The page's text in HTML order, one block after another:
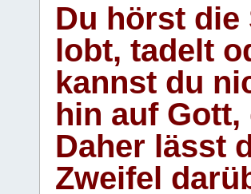
Du hörst die
lobt, tadelt
kannst du
hin auf Gott,
Daher lässt
Zweifel